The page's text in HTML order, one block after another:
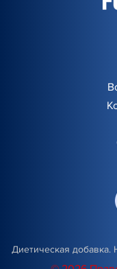
Диетическая добавка.